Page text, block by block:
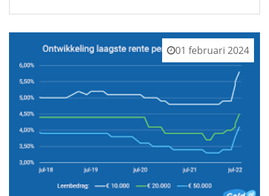
01 februari 2024